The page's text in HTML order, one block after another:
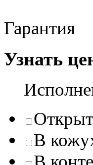
Гарантия
Узнать
В